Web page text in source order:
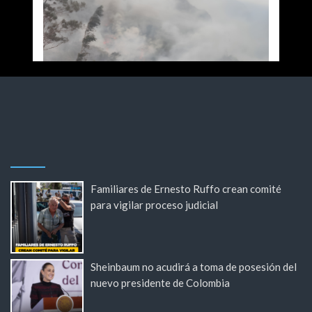
Familiares de Ernesto Ruffo crean comité
para vigilar proceso judicial
Sheinbaum no acudirá a toma de posesión del
nuevo presidente de Colombia